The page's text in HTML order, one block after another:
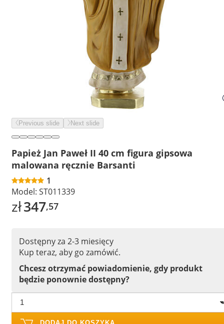
Previous slide Next slide
Papież Jan Paweł II 40 cm figura gipsowa
malowana ręcznie Barsanti
1
Model: ST011339
zł347,57
Dostępny za 2-3 miesięcy
Kup teraz, aby go zamówić.
Chcesz otrzymać powiadomienie, gdy produkt
będzie ponownie dostępny?